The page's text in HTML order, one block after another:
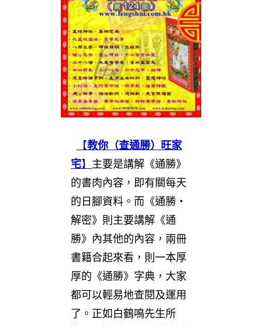
【教你（查通勝）旺家
宅】 主要是講解《通勝》
的書肉內容，即有關每天
的日腳資料。而《通勝‧
解密》則主要講解《通
勝》內其他的內容，兩冊
書籍合起來看，則一本厚
厚的《通勝》字典，大家
都可以輕易地查閱及運用
了。正如白鶴鳴先生所